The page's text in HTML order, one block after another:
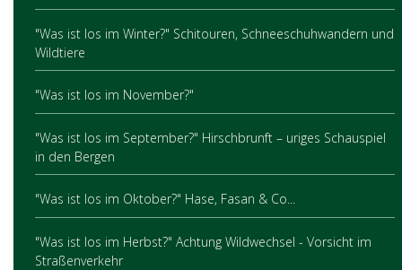
"Was ist los im Winter?" Schitouren, Schneeschuhwandern und
Wildtiere
"Was ist los im November?"
"Was ist los im September?" Hirschbrunft – uriges Schauspiel
in den Bergen
"Was ist los im Oktober?" Hase, Fasan & Co...
"Was ist los im Herbst?" Achtung Wildwechsel - Vorsicht im
Straßenverkehr